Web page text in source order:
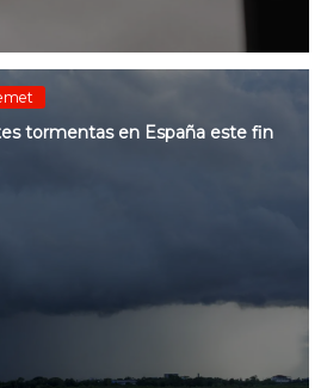
tormentas en España este fin